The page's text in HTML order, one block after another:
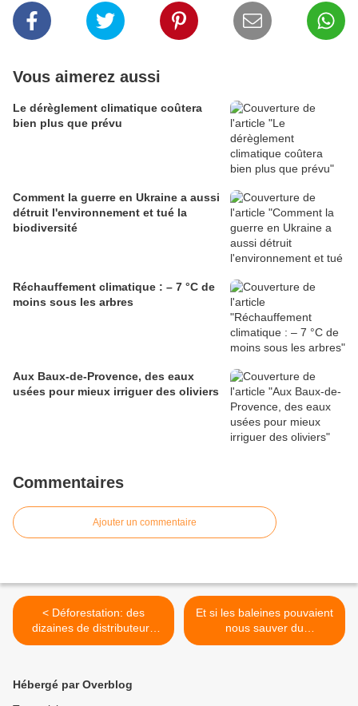
Vous aimerez aussi
Le dérèglement climatique coûtera
bien plus que prévu
Comment la guerre en Ukraine a aussi
détruit l'environnement et tué la
biodiversité
Réchauffement climatique : – 7 °C de
moins sous les arbres
Aux Baux-de-Provence, des eaux
usées pour mieux irriguer des oliviers
Commentaires
Ajouter un commentaire
< Déforestation: des
dizaines de distributeurs
menacent le Brésil de
Et si les baleines pouvaient
nous sauver du
réchauffement climatique ?
Hébergé par Overblog